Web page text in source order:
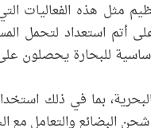
مثل هذه الفعاليات
أتم استعداد لتحمل
للبحارة يحصلون
بما في ذلك
شحن البضائع والتعامل مع